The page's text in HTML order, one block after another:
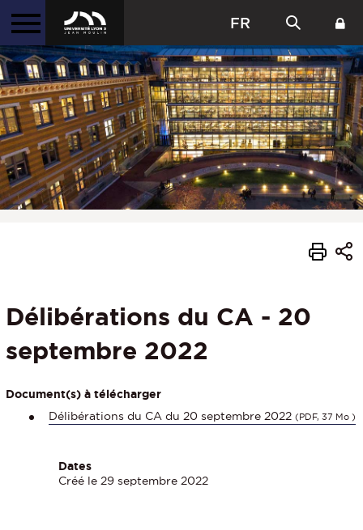
FR
Délibérations du CA - 20
septembre 2022
Document(s) à télécharger
Délibérations du CA du 20 septembre 2022 (PDF, 37 Mo )
Dates
Créé le 29 septembre 2022